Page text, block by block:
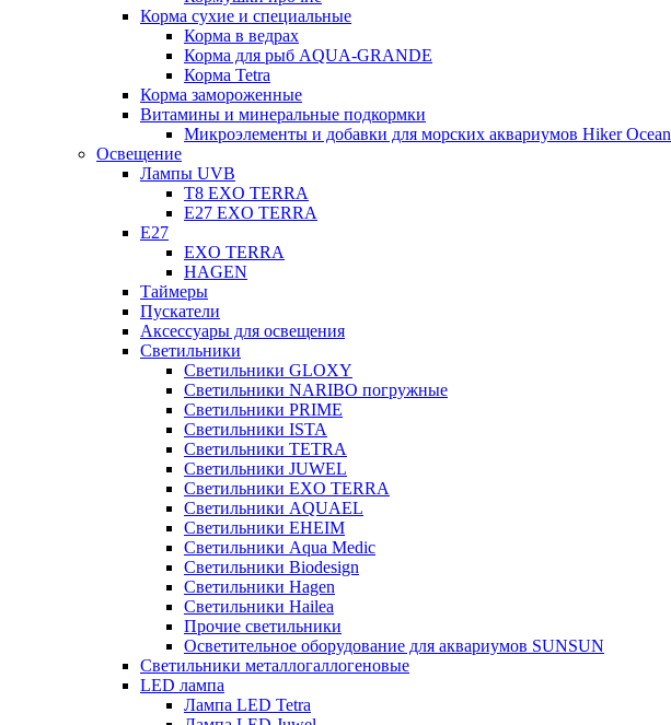
Корма сухие и специальные
Корма в ведрах
Корма для рыб AQUA-GRANDE
Корма Tetra
Корма замороженные
Витамины и минеральные подкормки
Микроэлементы и добавки для морских аквариумов Hiker Ocean
Освещение
Лампы UVB
Т8 EXO TERRA
Е27 EXO TERRA
Е27
EXO TERRA
HAGEN
Таймеры
Пускатели
Аксессуары для освещения
Светильники
Светильники GLOXY
Светильники NARIBO погружные
Светильники PRIME
Светильники ISTA
Светильники TETRA
Светильники JUWEL
Светильники EXO TERRA
Светильники AQUAEL
Светильники EHEIM
Светильники Aqua Medic
Светильники Biodesign
Светильники Hagen
Светильники Hailea
Прочие светильники
Осветительное оборудование для аквариумов SUNSUN
Светильники металлогаллогеновые
LED лампа
Лампа LED Tetra